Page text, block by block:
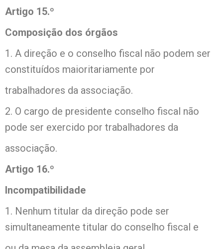
Artigo 15.º
Composição dos órgãos
1. A direção e o conselho fiscal não podem ser
constituídos maioritariamente por
trabalhadores da associação.
2. O cargo de presidente conselho fiscal não
pode ser exercido por trabalhadores da
associação.
Artigo 16.º
Incompatibilidade
1. Nenhum titular da direção pode ser
simultaneamente titular do conselho fiscal e